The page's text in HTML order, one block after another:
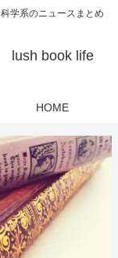
科学系のニュースまとめ
lush book life
HOME